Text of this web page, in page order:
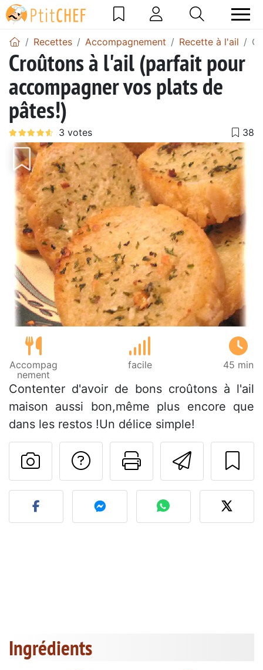
Recettes Accompagnement Recette à l'ail
Croûtons à l'ail (parfait pour
accompagner vos plats de
pâtes!)
Accompag
nement
facile 45 min
Contenter d'avoir de bons croûtons à l'ail
maison aussi bon,même plus encore que
dans les restos !Un délice simple!
Imprimer
Poser une
Publier votre photo de
Ingrédients